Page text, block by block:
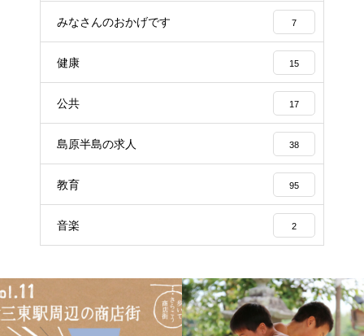
みなさんのおかげです 7
健康 15
公共 17
島原半島の求人 38
教育 95
音楽 2